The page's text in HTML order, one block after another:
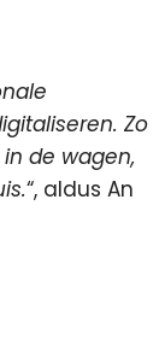
Zo
de wagen,
“, aldus An